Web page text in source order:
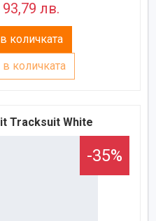
лв.
количката
количката
Tracksuit White
-35%